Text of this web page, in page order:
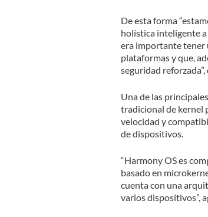
De esta forma
holística inteligente
era importante tener
plataformas y que,
seguridad
Una de las
tradicional de kernel
velocidad y
de dispositivos.
“Harmony OS es
basado en
cuenta con una
varios dispositivos”,